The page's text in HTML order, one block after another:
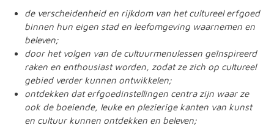
de verscheidenheid en rijkdom van het cultureel erfgoed
binnen hun eigen stad en leefomgeving waarnemen en
beleven;
door het volgen van de cultuurmenulessen geïnspireerd
raken en enthousiast worden, zodat ze zich op cultureel
gebied verder kunnen ontwikkelen;
ontdekken dat erfgoedinstellingen centra zijn waar ze
ook de boeiende, leuke en plezierige kanten van kunst
en cultuur kunnen ontdekken en beleven;